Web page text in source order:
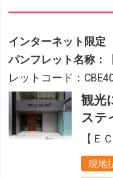
インターネット限定
パンフレット名称：
レットコード：
観光
ステ
【Ｅ
現地